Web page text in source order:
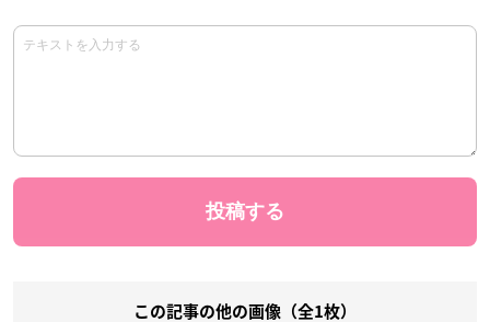
この記事の他の画像（全1枚）